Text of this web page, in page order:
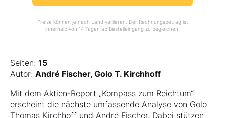
Preise können je nach Land variieren. Der Rechnungsbetrag ist
innerhalb von 14 Tagen ab Bestelleingang zu begleichen.
Seiten: 15
Autor: André Fischer, Golo T. Kirchhoff
Mit dem Aktien-Report „Kompass zum Reichtum“
erscheint die nächste umfassende Analyse von Golo
Thomas Kirchhoff und André Fischer. Dabei stützen